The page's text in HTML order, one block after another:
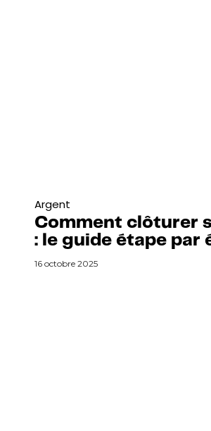
Argent
Comment clôturer
: le guide étape par
16 octobre 2025